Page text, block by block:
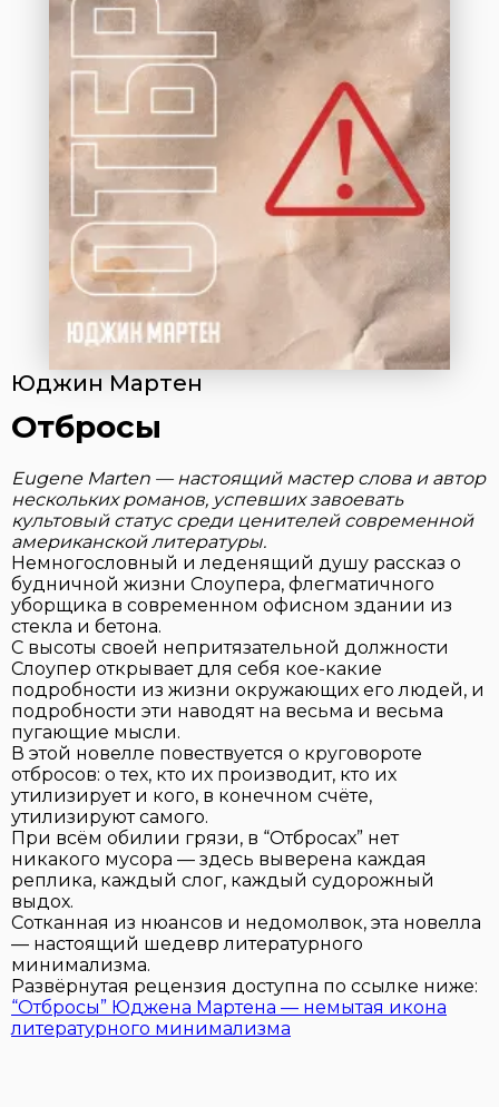
Юджин Мартен
Отбросы
Eugene Marten — настоящий мастер слова и автор
нескольких романов, успевших завоевать
культовый статус среди ценителей современной
американской литературы.
Немногословный и леденящий душу рассказ о
будничной жизни Слоупера, флегматичного
уборщика в современном офисном здании из
стекла и бетона.
С высоты своей непритязательной должности
Слоупер открывает для себя кое-какие
подробности из жизни окружающих его людей, и
подробности эти наводят на весьма и весьма
пугающие мысли.
В этой новелле повествуется о круговороте
отбросов: о тех, кто их производит, кто их
утилизирует и кого, в конечном счёте,
утилизируют самого.
При всём обилии грязи, в “Отбросах” нет
никакого мусора — здесь выверена каждая
реплика, каждый слог, каждый судорожный
выдох.
Сотканная из нюансов и недомолвок, эта новелла
— настоящий шедевр литературного
минимализма.
Развёрнутая рецензия доступна по ссылке ниже:
“Отбросы” Юджена Мартена — немытая икона
литературного минимализма